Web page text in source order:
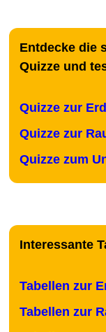
Entdecke die
Quizze und
Quizze zur
Quizze zur
Quizze zum
Interessante
Tabellen zur
Tabellen zur